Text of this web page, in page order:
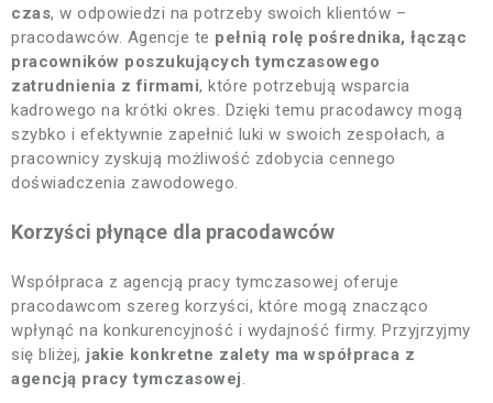
czas, w odpowiedzi na potrzeby swoich klientów –
pracodawców. Agencje te pełnią rolę pośrednika, łącząc
pracowników poszukujących tymczasowego
zatrudnienia z firmami, które potrzebują wsparcia
kadrowego na krótki okres. Dzięki temu pracodawcy mogą
szybko i efektywnie zapełnić luki w swoich zespołach, a
pracownicy zyskują możliwość zdobycia cennego
doświadczenia zawodowego.
Korzyści płynące dla pracodawców
Współpraca z agencją pracy tymczasowej oferuje
pracodawcom szereg korzyści, które mogą znacząco
wpłynąć na konkurencyjność i wydajność firmy. Przyjrzyjmy
się bliżej, jakie konkretne zalety ma współpraca z
agencją pracy tymczasowej.